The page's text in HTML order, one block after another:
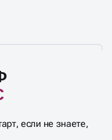
если не знаете,